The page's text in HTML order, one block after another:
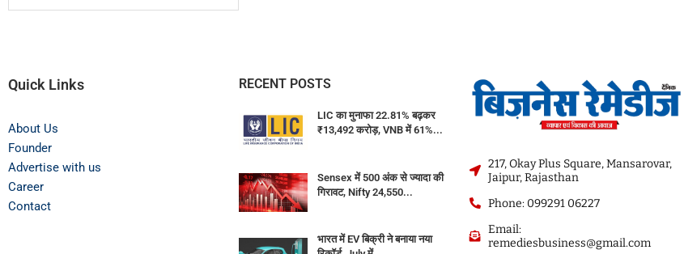
Quick Links
About Us
Founder
Advertise with us
Career
Contact
RECENT POSTS
LIC का मुनाफा 22.81% बढ़कर
₹13,492 करोड़, VNB में 61%...
Sensex में 500 अंक से ज्यादा की
गिरावट, Nifty 24,550...
भारत में EV बिक्री ने बनाया नया
217, Okay Plus Square, Mansarovar,
Jaipur, Rajasthan
Phone: 099291 06227
Email:
remediesbusiness@gmail.com